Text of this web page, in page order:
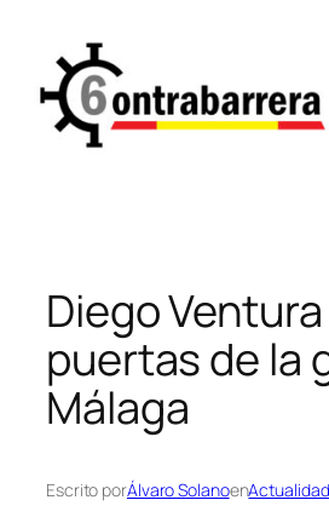
contenido
Diego
puertas de la
Málaga
Escrito porÁlvaro SolanoenActualidad